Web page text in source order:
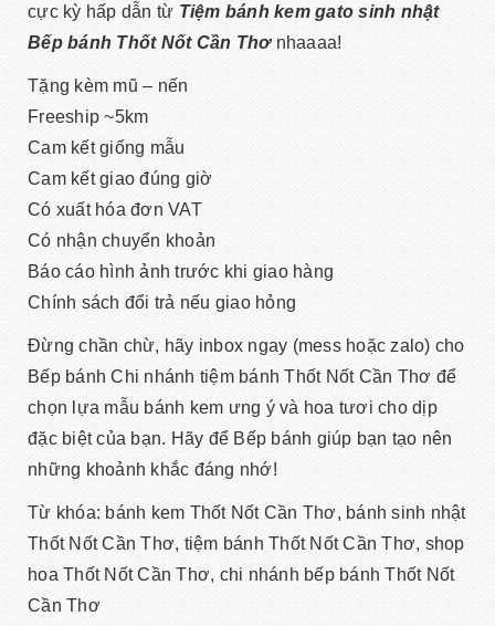
cực kỳ hấp dẫn từ Tiệm bánh kem gato sinh nhật
Bếp bánh Thốt Nốt Cần Thơnhaaaa!
Tặng kèm mũ – nến
Freeship ~5km
Cam kết giống mẫu
Cam kết giao đúng giờ
Có xuất hóa đơn VAT
Có nhận chuyển khoản
Báo cáo hình ảnh trước khi giao hàng
Chính sách đổi trả nếu giao hỏng
Đừng chần chừ, hãy inbox ngay (mess hoặc zalo) cho
Bếp bánh Chi nhánh tiệm bánh Thốt Nốt Cần Thơ để
chọn lựa mẫu bánh kem ưng ý và hoa tươi cho dịp
đặc biệt của bạn. Hãy để Bếp bánh giúp bạn tạo nên
những khoảnh khắc đáng nhớ!
Từ khóa: bánh kem Thốt Nốt Cần Thơ, bánh sinh nhật
Thốt Nốt Cần Thơ, tiệm bánh Thốt Nốt Cần Thơ, shop
hoa Thốt Nốt Cần Thơ, chi nhánh bếp bánh Thốt Nốt
Cần Thơ